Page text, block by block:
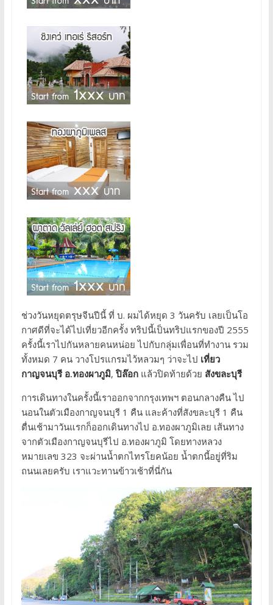
ช่วงวันหยุดตรุษจีนปีนี้ ที่ บ. ผมได้หยุด 3 วันครับ เลยเป็นโอ
กาศดีที่จะได้ไปเที่ยวอีกครั้ง ทริปนี้เป็นทริปแรกของปี 2555
ครั้งนี้เราไปกันหลายคนหน่อย ไปกับกลุ่มเพื่อนที่ทำงาน รวม
ทั้งหมด 7 คน วางโปรแกรมไว้หลวมๆ ว่าจะไป เที่ยว
กาญจนบุรี อ.ทองผาภูมิ,ปิล๊อกแล้วปิดท้ายด้วย สังขละบุรี
การเดินทางในครั้งนี้เราออกจากกรุงเทพฯ ตอนกลางคืน ไป
นอนในตัวเมืองกาญจนบุรี 1 คืน และค้างที่สังขละบุรี 1 คืน
ตื่นเช้ามาวันแรกก็ออกเดินทางไป อ.ทองผาภูมิเลย เส้นทาง
จากตัวเมืองกาญจนบุรีไป อ.ทองผาภูมิ โดยทางหลวง
หมายเลข 323 จะผ่านน้ำตกไทรโยคน้อย น้ำตกนี้อยู่ที่ริม
ถนนเลยครับ เราแวะทานข้าวเช้าที่นี่กัน